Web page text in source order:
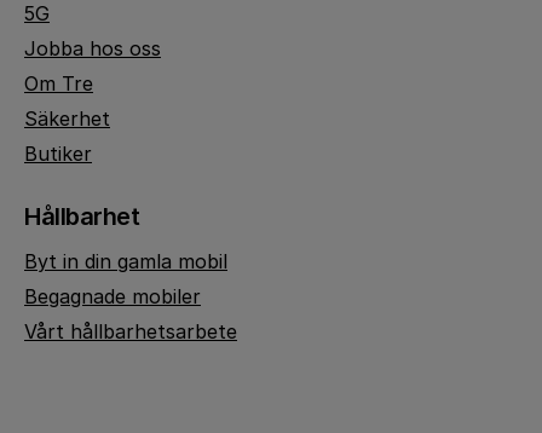
5G
Jobba hos oss
Om Tre
Säkerhet
Butiker
Hållbarhet
Byt in din gamla mobil
Begagnade mobiler
Vårt hållbarhetsarbete